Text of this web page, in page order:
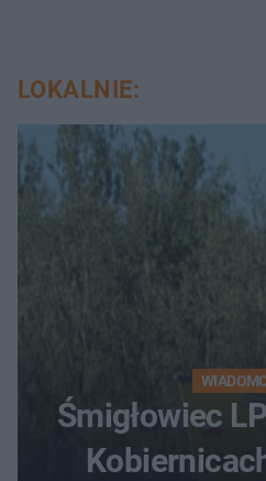
LOKALNIE:
Śmigłowiec